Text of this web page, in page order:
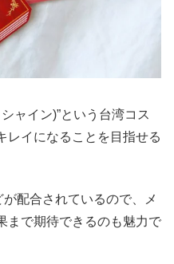
ャイン)”という台湾コス
レイになることを目指せる
配合されているので、メ
まで期待できるのも魅力で